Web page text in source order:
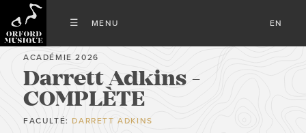
EN
ACADÉMIE 2026
Darrett Adkins -
COMPLÈTE
FACULTÉ: DARRETT ADKINS